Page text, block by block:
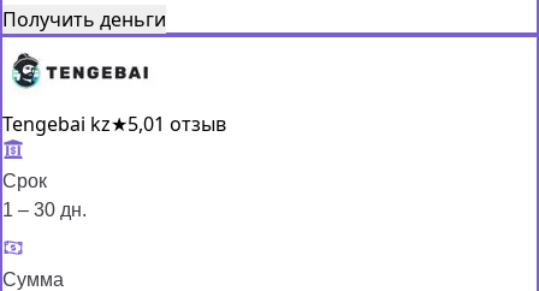
Получить деньги
Tengebai kz★5,01 отзыв
Срок
1 – 30 дн.
Сумма